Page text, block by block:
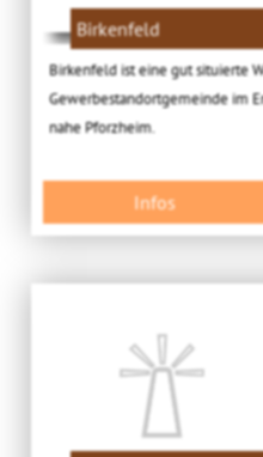
Birkenfeld
Birkenfeld ist eine gut situierte
Gewerbestandortgemeinde im
nahe Pforzheim.
Infos